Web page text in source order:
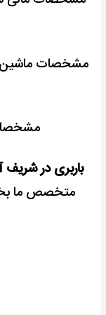
مشخصات
باربری در شریف
متخصص ما